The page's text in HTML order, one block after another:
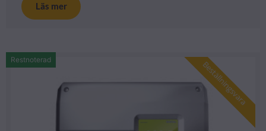
Läs mer
Beställningsvara
Restnoterad